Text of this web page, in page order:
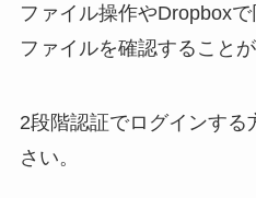
ファイル操作やDropbox
ファイルを確認することが
2段階認証でログインす
さい。